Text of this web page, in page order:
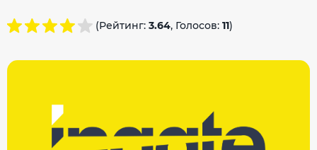
(Рейтинг: 3.64, Голосов: 11)